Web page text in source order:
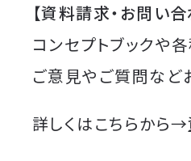
【資料請求・お問い合
コンセプトブックや
ご意見やご質問など
詳しくはこちらから→